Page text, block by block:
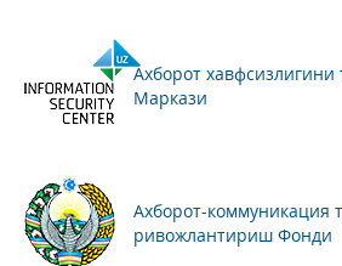
Ахборот
Маркази
Ахборот-коммуникация
ривожлантириш Фонди